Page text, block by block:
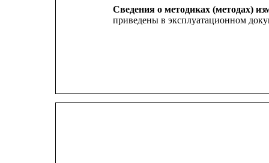
Сведения о методиках (методах)
приведены в эксплуатационном